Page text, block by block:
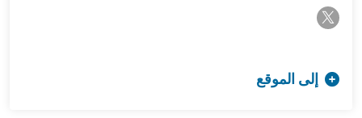
twitter-x
إلى الموقع